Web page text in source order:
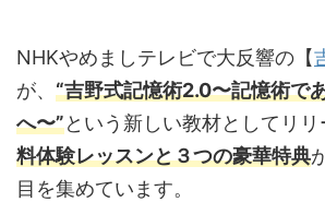
NHKやめましテレビで大反響の【
が、 “吉野式記憶術2.0〜記憶術で
へ〜”という新しい教材としてリリ
料体験レッスンと３つの豪華特典
目を集めています。